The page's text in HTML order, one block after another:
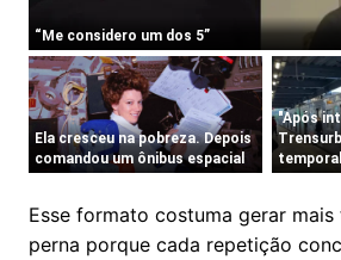
Esse formato costuma gerar
perna porque cada repetição